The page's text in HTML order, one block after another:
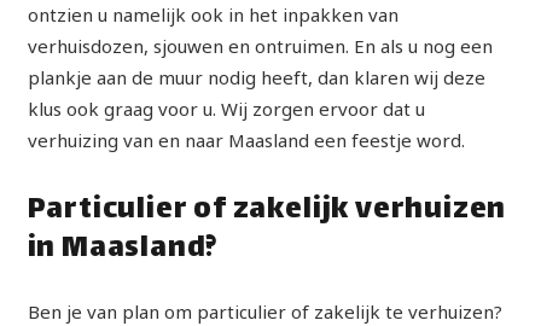
ontzien u namelijk ook in het inpakken van
verhuisdozen, sjouwen en ontruimen. En als u nog een
plankje aan de muur nodig heeft, dan klaren wij deze
klus ook graag voor u. Wij zorgen ervoor dat u
verhuizing van en naar Maasland een feestje word.
Particulier of zakelijk verhuizen
in Maasland?
Ben je van plan om particulier of zakelijk te verhuizen?